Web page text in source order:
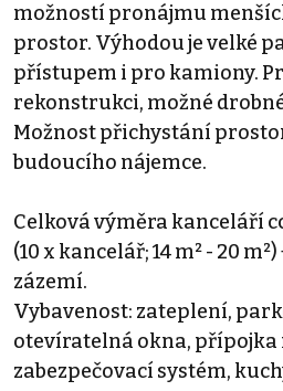
možností pronájmu
prostor. Výhodou je velké
přístupem i pro kamiony.
rekonstrukci, možné
Možnost přichystání
budoucího nájemce.
Celková výměra kanceláří
(10 x kancelář; 14 m² - 20
zázemí.
Vybavenost: zateplení,
otevíratelná okna, přípojka
zabezpečovací systém,